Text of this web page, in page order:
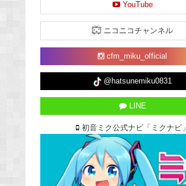
YouTube
ニコニコチャンネル
cfm_miku_official
@hatsunemiku0831
LINE
初音ミク公式ナビ「ミクナビ」